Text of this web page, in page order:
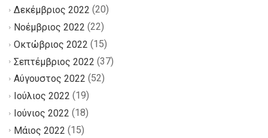
Δεκέμβριος 2022 (20)
Νοέμβριος 2022 (22)
Οκτώβριος 2022 (15)
Σεπτέμβριος 2022 (37)
Αύγουστος 2022 (52)
Ιούλιος 2022 (19)
Ιούνιος 2022 (18)
Μάιος 2022 (15)